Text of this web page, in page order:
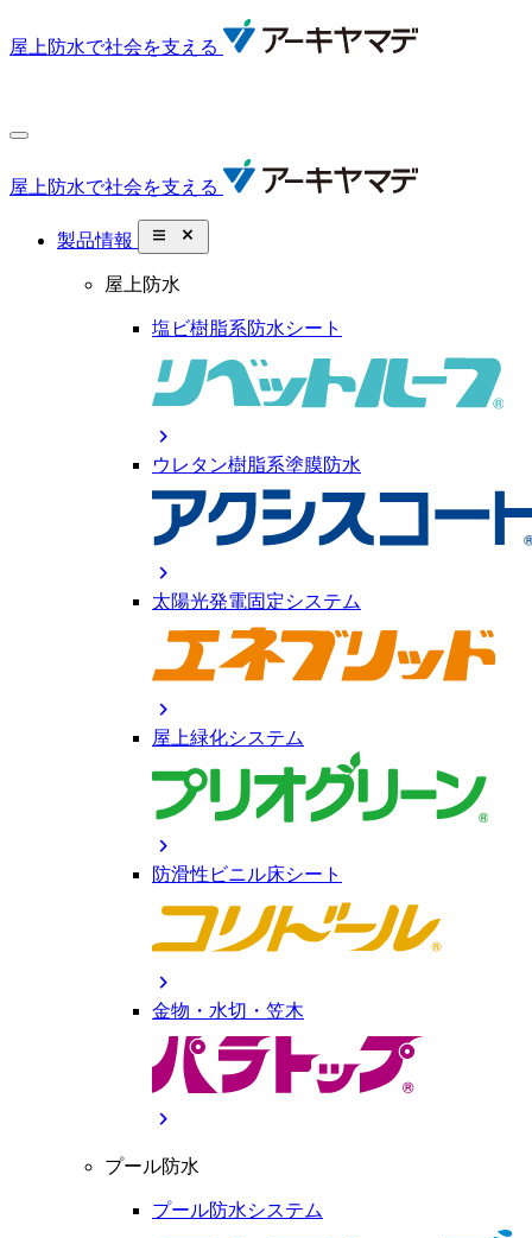
屋上防水で社会を支える
屋上防水で社会を支える
製品情報 close_small
屋上防水
塩ビ樹脂系防水シート
chevron_right
ウレタン樹脂系塗膜防水
chevron_right
太陽光発電固定システム
chevron_right
屋上緑化システム
chevron_right
防滑性ビニル床シート
chevron_right
金物・水切・笠木
chevron_right
プール防水
プール防水システム